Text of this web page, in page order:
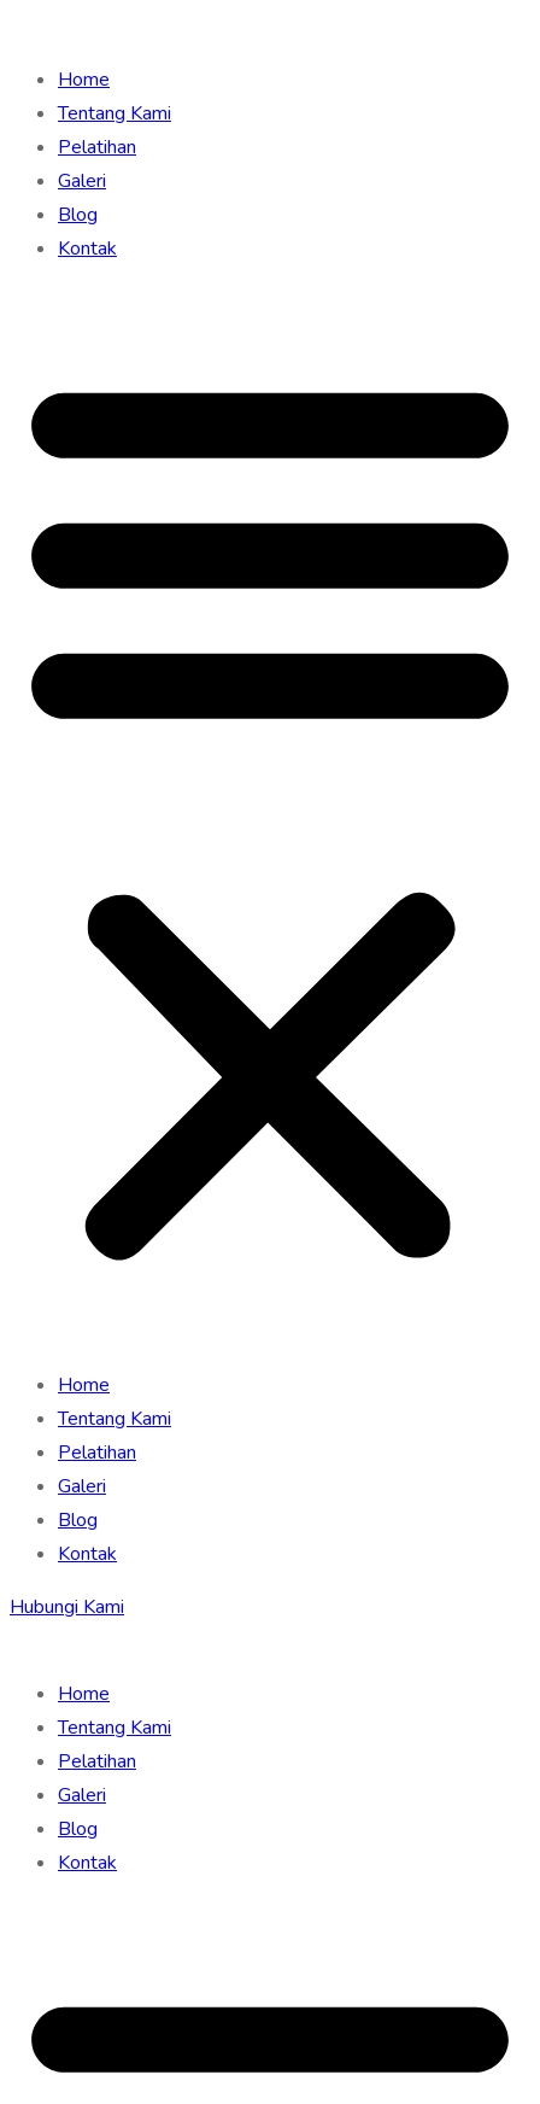
Home
Tentang Kami
Pelatihan
Galeri
Blog
Kontak
Home
Tentang Kami
Pelatihan
Galeri
Blog
Kontak
Hubungi Kami
Home
Tentang Kami
Pelatihan
Galeri
Blog
Kontak